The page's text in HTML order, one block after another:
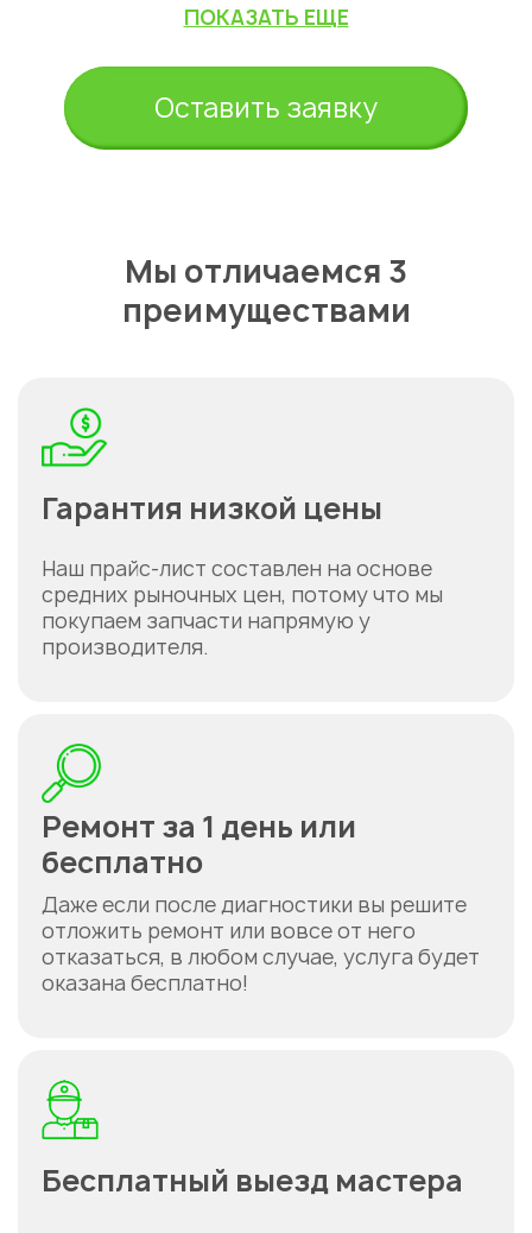
ПОКАЗАТЬ ЕЩЕ
Оставить заявку
Мы отличаемся 3
преимуществами
Гарантия низкой цены
Наш прайс-лист составлен на основе
средних рыночных цен, потому что мы
покупаем запчасти напрямую у
производителя.
Ремонт за 1 день или
бесплатно
Даже если после диагностики вы решите
отложить ремонт или вовсе от него
отказаться, в любом случае, услуга будет
оказана бесплатно!
Бесплатный выезд мастера